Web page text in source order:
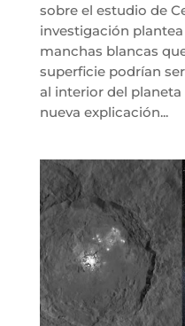
sobre el estudio de
investigación
manchas blancas
superficie podrían
al interior del
nueva explicación...